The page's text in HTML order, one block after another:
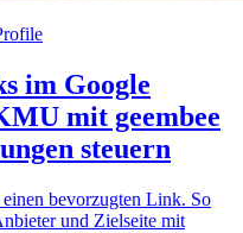
im Google
mit geembee
steuern
bevorzugten Link. So
und Zielseite mit